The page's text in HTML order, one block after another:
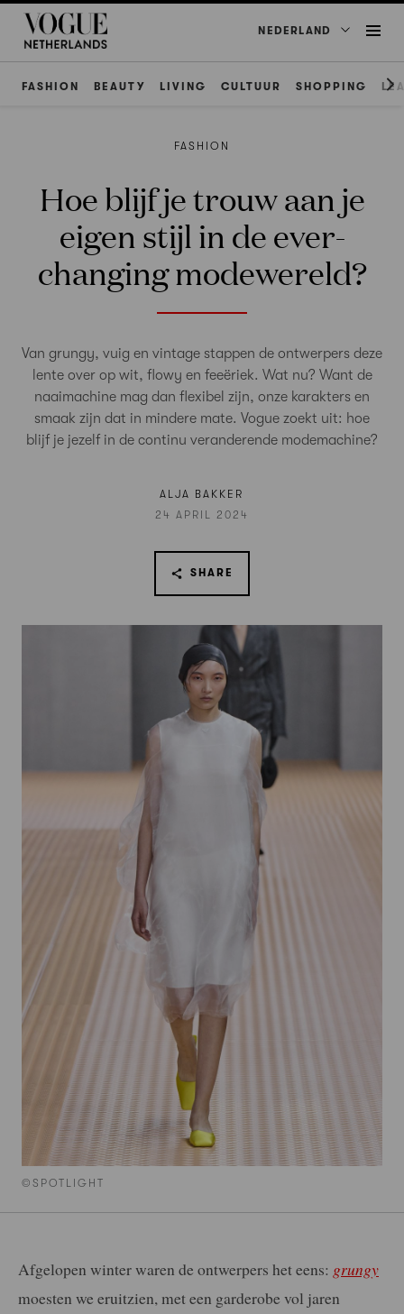
NEDERLAND
FASHION BEAUTY LIVING CULTUUR SHOPPING
©SPOTLIGHT
FASHION
Hoe blijf je trouw aan je
eigen stijl in de ever-
changing modewereld?
Van grungy, vuig en vintage stappen de ontwerpers deze
lente over op wit, flowy en feeëriek. Wat nu? Want de
naaimachine mag dan flexibel zijn, onze karakters en
smaak zijn dat in mindere mate. Vogue zoekt uit: hoe
blijf je jezelf in de continu veranderende modemachine?
ALJA BAKKER
24 APRIL 2024
SHARE
Afgelopen winter waren de ontwerpers het eens: grungy
moesten we eruitzien, met een garderobe vol jaren